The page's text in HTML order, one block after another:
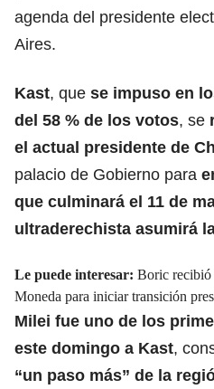
agenda del presidente
Aires.
Kast, que se impuso en
del 58 % de los votos, se
el actual presidente de
palacio de Gobierno para
que culminará el 11 de
ultraderechista asumirá
Le puede interesar: Boric recibió
Moneda para iniciar transición
Milei fue uno de los
este domingo a Kast,
“un paso más” de la